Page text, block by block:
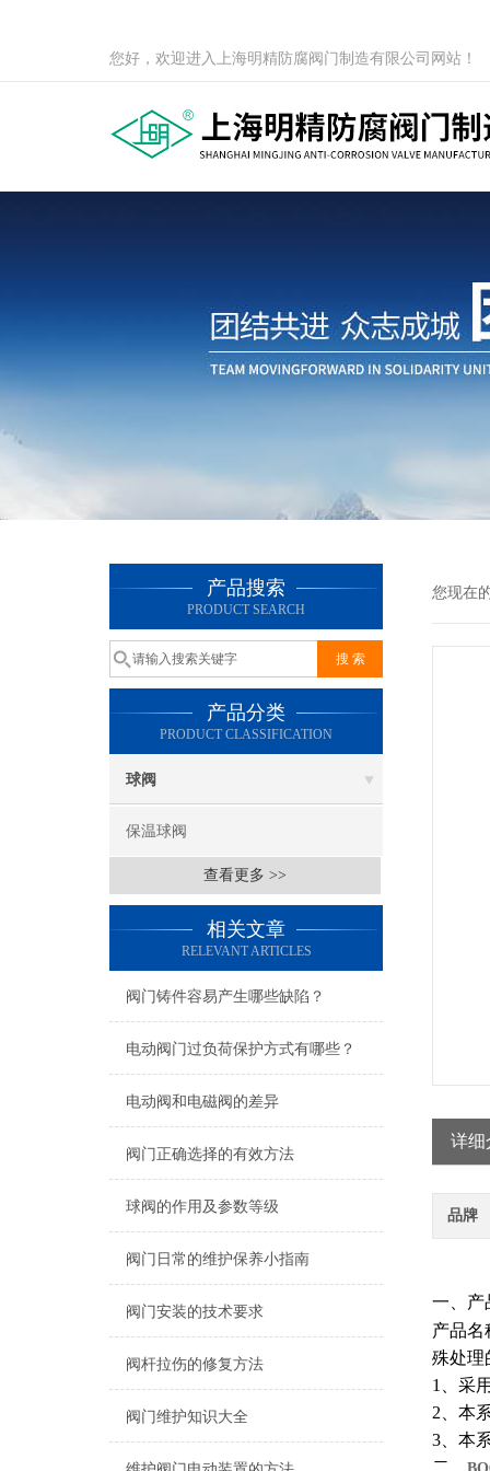
您好，欢迎进入上海明精防腐阀门制造有限公司网站！
产品搜索
PRODUCT SEARCH
产品分类
PRODUCT CLASSIFICATION
球阀
保温球阀
查看更多 >>
相关文章
RELEVANT ARTICLES
阀门铸件容易产生哪些缺陷？
电动阀门过负荷保护方式有哪些？
电动阀和电磁阀的差异
阀门正确选择的有效方法
球阀的作用及参数等级
阀门日常的维护保养小指南
阀门安装的技术要求
阀杆拉伤的修复方法
阀门维护知识大全
您现在
详细
品牌
一、产
产品名
殊处理
1、采
2、本
3、本
二、